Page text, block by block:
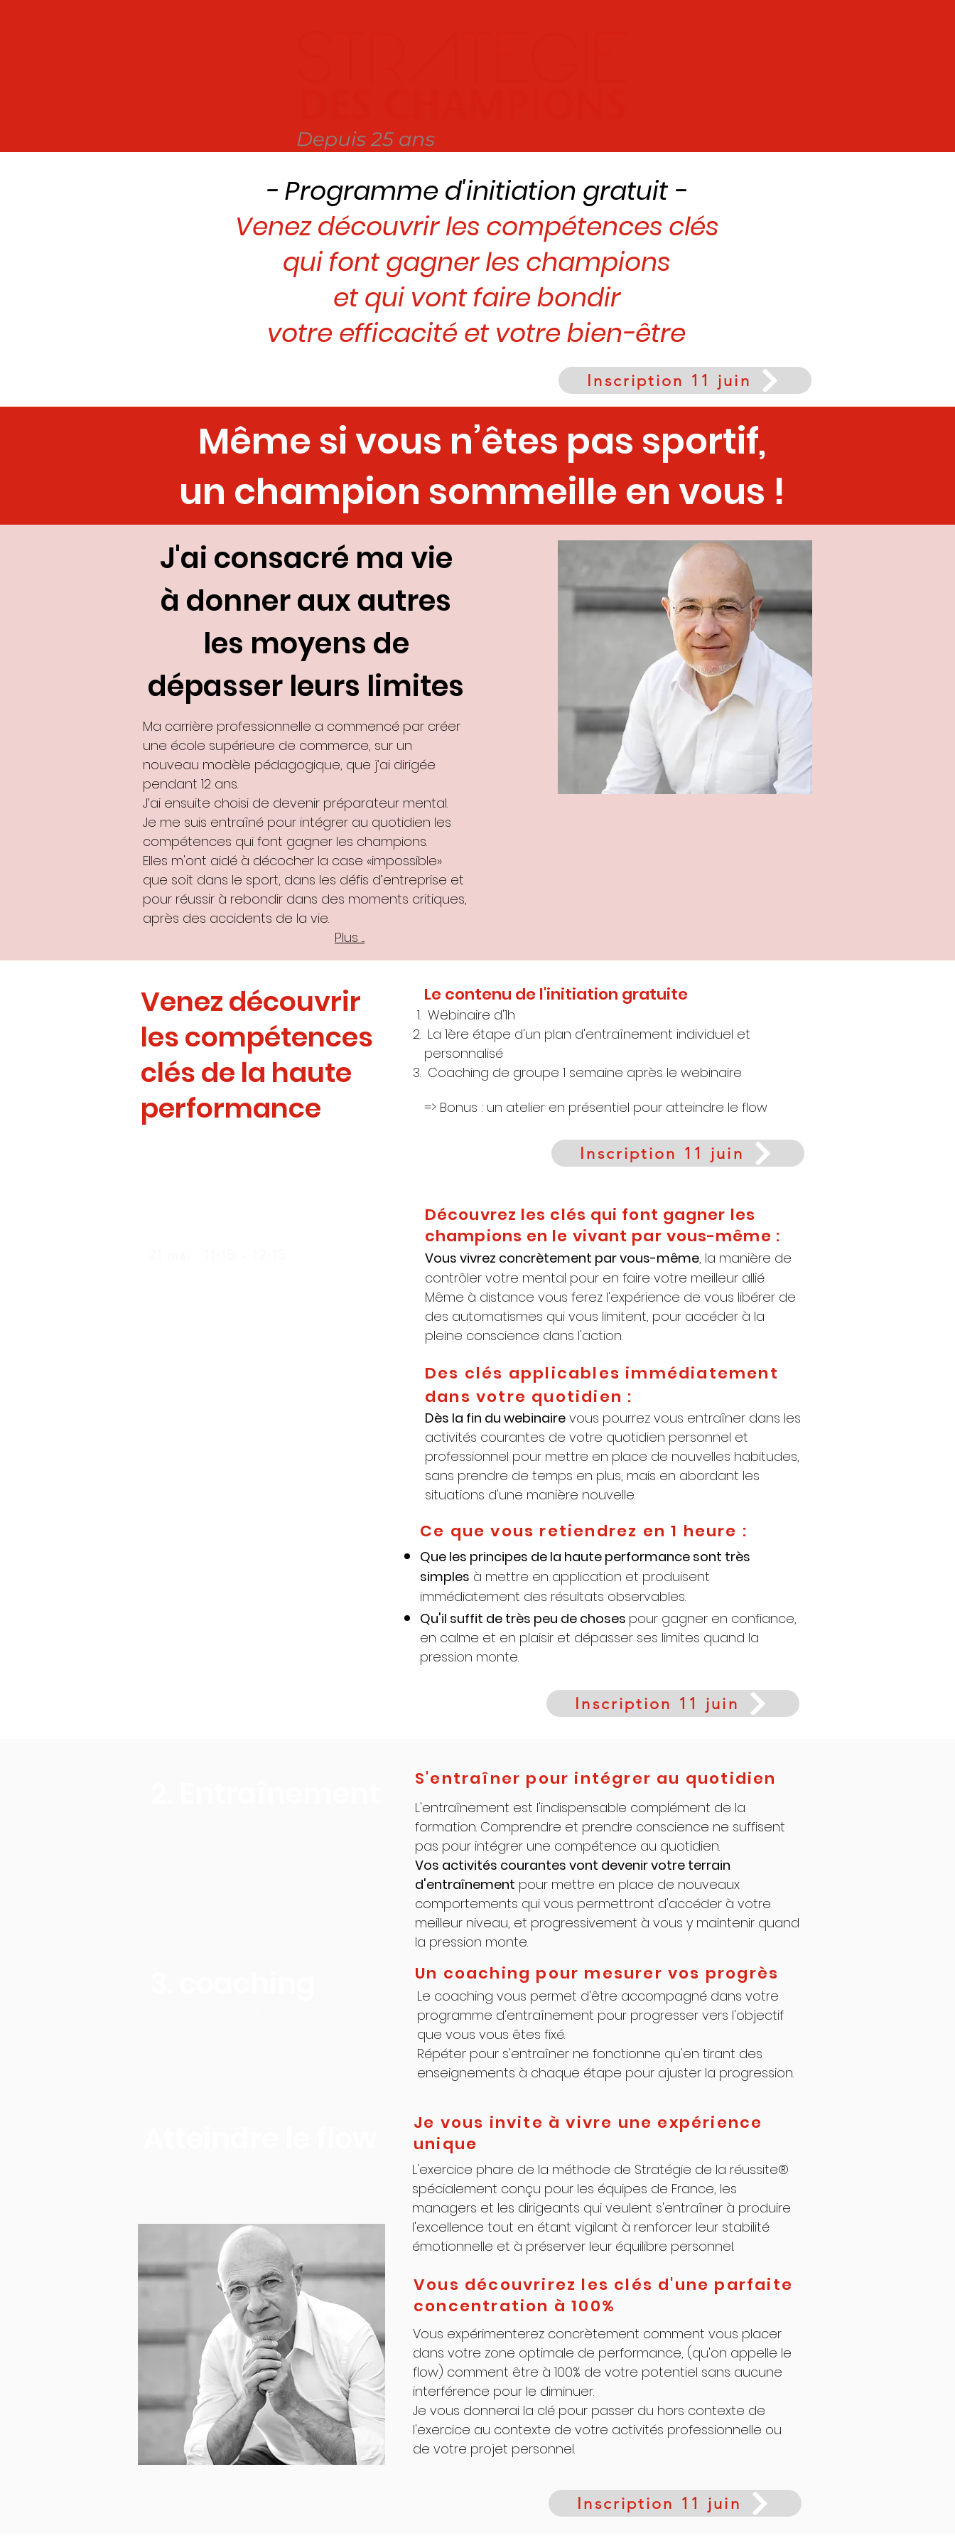
- Programme d'initiation gratuit -
Venez découvrir les compétences clés
qui font gagner les champions
et qui vont faire bondir
votre efficacité et votre bien-être
Inscription 11 juin
Même si vous n’êtes pas sportif,
un champion sommeille en vous !
J'ai consacré ma vie
à donner aux autres
les moyens de
dépasser leurs limites
Ma carrière professionnelle a commencé par créer
une école supérieure de commerce, sur un
nouveau modèle pédagogique, que j’ai dirigée
pendant 12 ans.
J’ai ensuite choisi de devenir préparateur mental.
Je me suis entraîné pour intégrer au quotidien les
compétences qui font gagner les champions.
Elles m'ont aidé à décocher la case «impossible»
que soit dans le sport, dans les défis d’entreprise et
pour réussir à rebondir dans des moments critiques,
après des accidents de la vie.
Plus ....
Venez découvrir
les compétences
clés de la haute
performance
Le contenu de l'initiation gratuite
​ Webinaire d'1h
La 1ère étape d'un plan d'entraînement individuel et
personnalisé
Coaching de groupe 1 semaine après le webinaire
=> Bonus : un atelier en présentiel pour atteindre le flow
Inscription 11 juin
Découvrez les clés qui font gagner les
champions en le vivant par vous-même :
Vous vivrez concrètement par vous-même, la manière de
contrôler votre mental pour en faire votre meilleur allié.
Même à distance vous ferez l'expérience de vous libérer de
des automatismes qui vous limitent, pour accéder à la
pleine conscience dans l'action.
Des clés applicables immédiatement
dans votre quotidien :
Dès la fin du webinaire vous pourrez vous entraîner dans les
activités courantes de votre quotidien personnel et
professionnel pour mettre en place de nouvelles habitudes,
sans prendre de temps en plus, mais en abordant les
situations d'une manière nouvelle.
Ce que vous retiendrez en 1 heure :
Que les principes de la haute performance sont très
simples à mettre en application et produisent
immédiatement des résultats observables.
Qu'il suffit de très peu de choses pour gagner en confiance,
en calme et en plaisir et dépasser ses limites quand la
pression monte.
Inscription 11 juin
S'entraîner pour intégrer au quotidien
L'entraînement est l'indispensable complément de la
formation. Comprendre et prendre conscience ne suffisent
pas pour intégrer une compétence au quotidien.
Vos activités courantes vont devenir votre terrain
d'entraînement pour mettre en place de nouveaux
comportements qui vous permettront d'accéder à votre
meilleur niveau, et progressivement à vous y maintenir quand
la pression monte.
Un coaching pour mesurer vos progrès
Le coaching vous permet d'être accompagné dans votre
programme d'entraînement pour progresser vers l'objectif
que vous vous êtes fixé.
Répéter pour s'entraîner ne fonctionne qu'en tirant des
enseignements à chaque étape pour ajuster la progression.
Je vous invite à vivre une expérience
unique
L'exercice phare de la méthode de Stratégie de la réussite®
spécialement conçu pour les équipes de France, les
managers et les dirigeants qui veulent s'entraîner à produire
l'excellence tout en étant vigilant à renforcer leur stabilité
émotionnelle et à préserver leur équilibre personnel.
Vous découvrirez les clés d'une parfaite
concentration à 100%
Vous expérimenterez concrètement comment vous placer
dans votre zone optimale de performance, (qu'on appelle le
flow) comment être à 100% de votre potentiel sans aucune
interférence pour le diminuer.
Je vous donnerai la clé pour passer du hors contexte de
l'exercice au contexte de votre activités professionnelle ou
de votre projet personnel.
Inscription 11 juin